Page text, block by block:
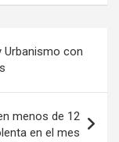
Urbanismo con
menos de 12
en el mes